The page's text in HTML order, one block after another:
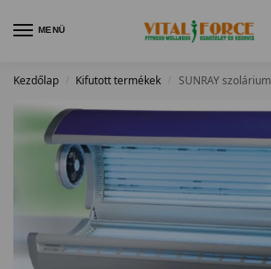
MENÜ
Kezdőlap / Kifutott termékek / SUNRAY szolárium